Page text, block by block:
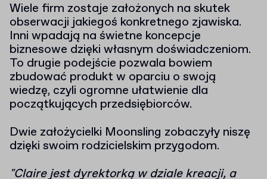
Wiele firm zostaje założonych na skutek
obserwacji jakiegoś konkretnego zjawiska.
Inni wpadają na świetne koncepcje
biznesowe dzięki własnym doświadczeniom.
To drugie podejście pozwala bowiem
zbudować produkt w oparciu o swoją
wiedzę, czyli ogromne ułatwienie dla
początkujących przedsiębiorców.
Dwie założycielki Moonsling zobaczyły niszę
dzięki swoim rodzicielskim przygodom.
"Claire jest dyrektorką w dziale kreacji, a